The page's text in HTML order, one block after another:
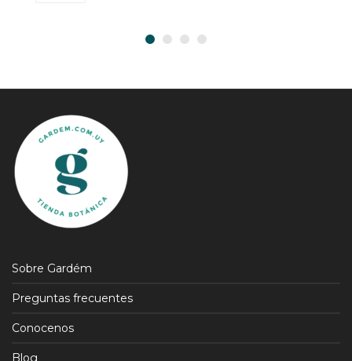
Sobre Gardém
Preguntas frecuentes
Conocenos
Blog